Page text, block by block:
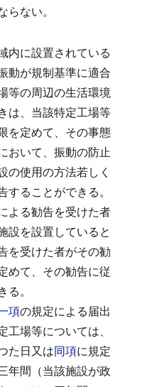
ない。
内に設置されている
動が規制基準に適合
等の周辺の生活環境
は、当該特定工場等
を定めて、その事態
おいて、振動の防止
の使用の方法若しく
ることができる。
よる勧告を受けた者
設を設置していると
を受けた者がその勧
めて、その勧告に従
。
項の規定による届出
場等については、
た日又は同項に規定
年間（当該施設が政